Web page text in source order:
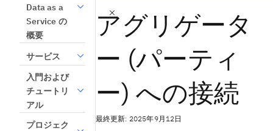
Data as a
Service の
概要
サービス
入門および
チュートリ
アル
プロジェク
アグリゲータ
ー (パーティ
ー) への接続
最終更新: 2025年9月12日